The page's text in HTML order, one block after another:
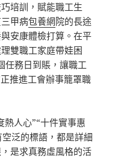
培訓，賦能職工生
甲病包養網院的長途
安康體檢打算。在平
雙職工家庭帶娃困
任務日到賬，讓職工
推進工會辦事籠罩職
熱人心”“十件實事惠
泛的標語，都是詳細
是求真務虛風格的活